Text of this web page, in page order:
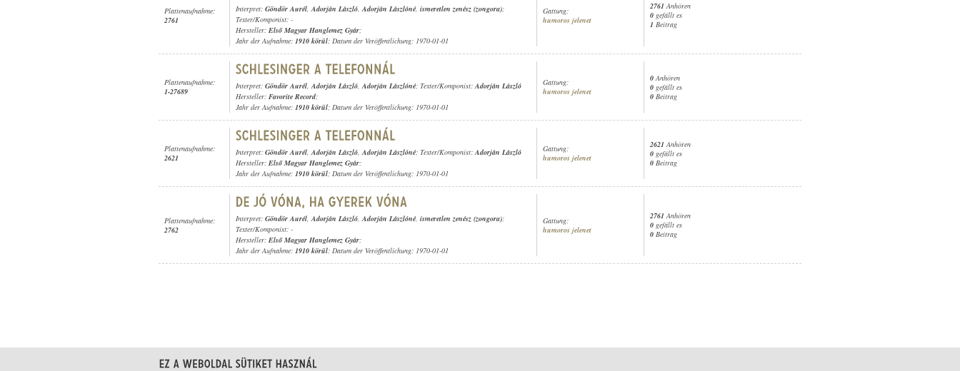
Plattenaufnahme:
2761
Interpret: Göndör Aurél,Adorján László,Adorján Lászlóné, ismeretlen zenész (zongora);
Texter/Komponist: -
Hersteller: Első Magyar Hanglemez Gyár;
Jahr der Aufnahme: 1910 körül; Datum der Veröffentlichung: 1970-01-01
Gattung:
humoros jelenet
2761 Anhören
0 gefällt es
1 Beitrag
Plattenaufnahme:
1-27689
Interpret: Göndör Aurél,Adorján László,Adorján Lászlóné; Texter/Komponist:Adorján László
Hersteller: Favorite Record;
Jahr der Aufnahme: 1910 körül; Datum der Veröffentlichung: 1970-01-01
Gattung:
humoros jelenet
0 Anhören
0 gefällt es
0 Beitrag
Plattenaufnahme:
2621
Interpret: Göndör Aurél,Adorján László,Adorján Lászlóné; Texter/Komponist:Adorján László
Hersteller: Első Magyar Hanglemez Gyár;
Jahr der Aufnahme: 1910 körül; Datum der Veröffentlichung: 1970-01-01
Gattung:
humoros jelenet
2621 Anhören
0 gefällt es
0 Beitrag
Plattenaufnahme:
2762
Interpret: Göndör Aurél,Adorján László,Adorján Lászlóné, ismeretlen zenész (zongora);
Texter/Komponist: -
Hersteller: Első Magyar Hanglemez Gyár;
Jahr der Aufnahme: 1910 körül; Datum der Veröffentlichung: 1970-01-01
Gattung:
humoros jelenet
2761 Anhören
0 gefällt es
0 Beitrag